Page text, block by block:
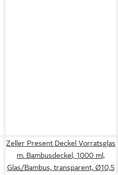
Zeller Present Deckel Vorratsglas
m. Bambusdeckel, 1000 ml,
Glas/Bambus, transparent, Ø10,5